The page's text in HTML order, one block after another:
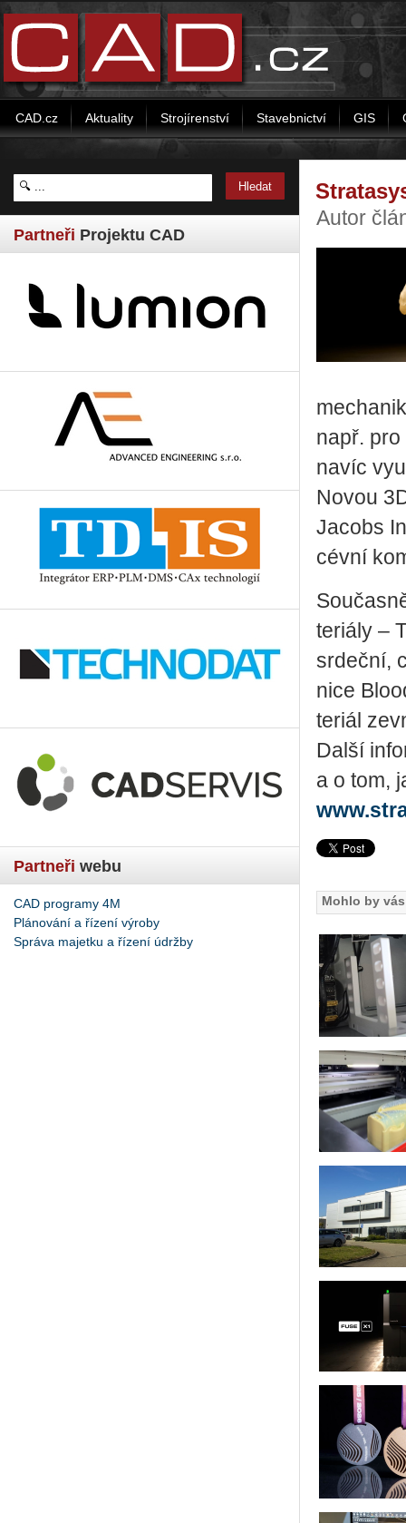
CAD.cz Aktuality Strojírenství Stavebnictví GIS
Partneři Projektu CAD
Partneři webu
CAD programy 4M
Plánování a řízení výroby
Správa majetku a řízení údržby
Autor
např.
navíc
Novou
Ja­cobs
cévní
te­ri­á­ly –
sr­deč­ní,
ni­ce
te­ri­ál
Další
a o tom,
Mohlo by